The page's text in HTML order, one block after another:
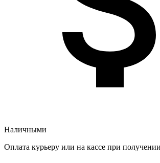
Наличными
Оплата курьеру или на кассе при